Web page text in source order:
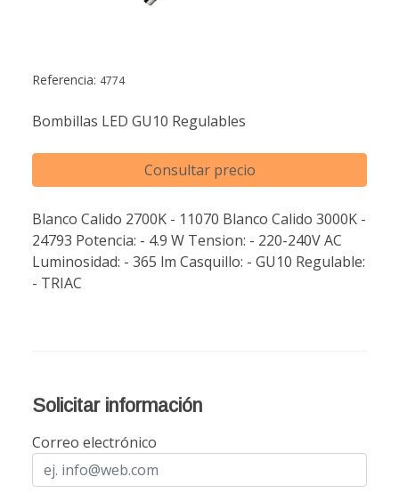
Referencia: 4774
Bombillas LED GU10 Regulables
Consultar precio
Blanco Calido 2700K - 11070 Blanco Calido 3000K -
24793 Potencia: - 4.9 W Tension: - 220-240V AC
Luminosidad: - 365 lm Casquillo: - GU10 Regulable:
- TRIAC
Solicitar información
Correo electrónico